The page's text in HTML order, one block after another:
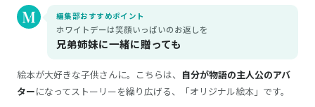
編集部おすすめポイント
ホワイトデーは笑顔いっぱいのお返しを
兄弟姉妹に一緒に贈っても
絵本が大好きな子供さんに。こちらは、 自分が物語の主人公のアバ
ターになってストーリーを繰り広げる、「オリジナル絵本」です。